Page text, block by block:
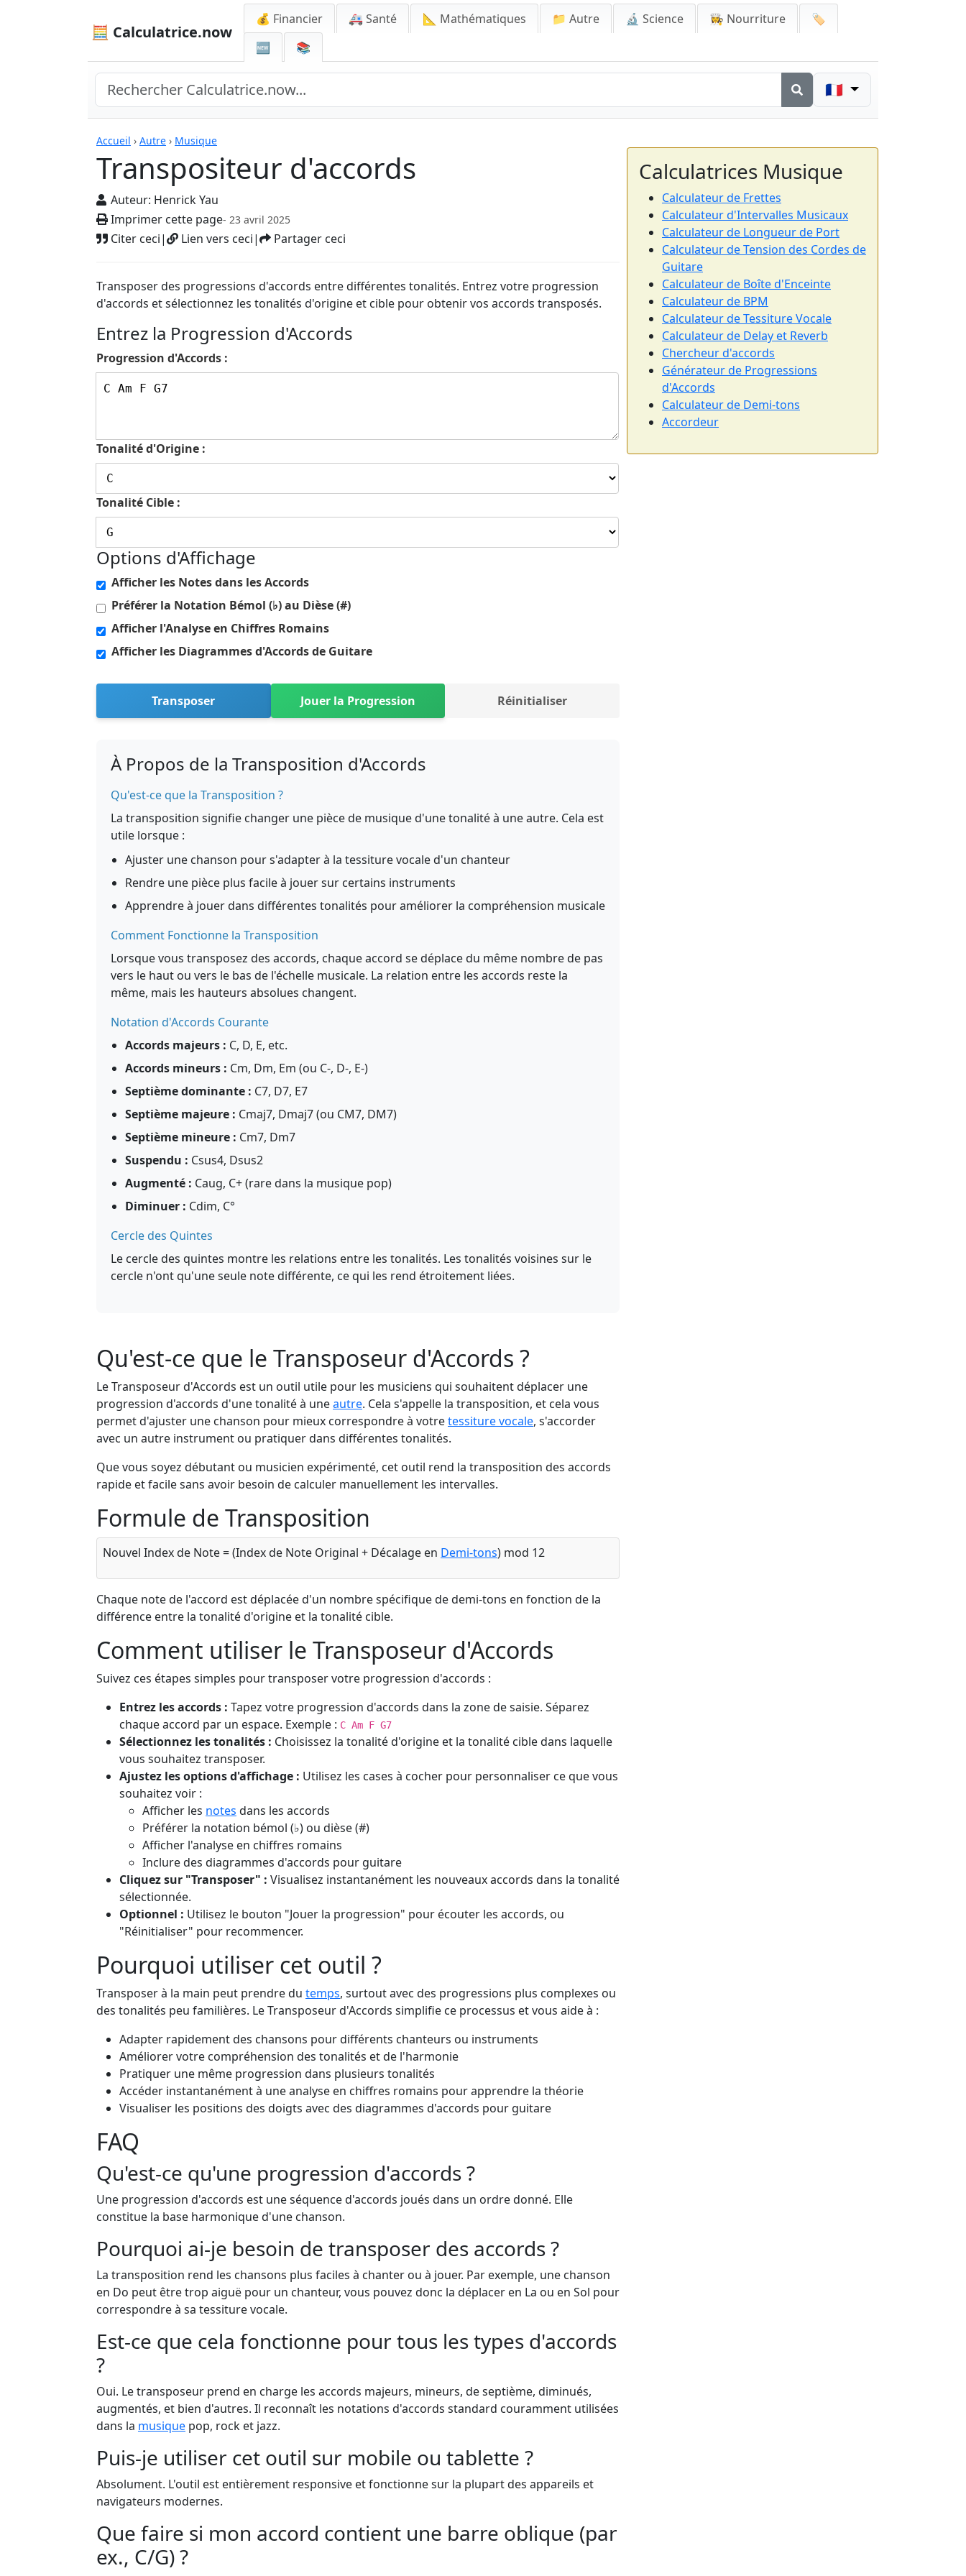
🧮 Calculatrice.now
💰 Financier 🚑 Santé 📐 Mathématiques 📁 Autre 🔬 Science 👩‍🍳 Nourriture
🏷️
🆕
📚
🇫🇷
Accueil › Autre › Musique
Transpositeur d'accords
Auteur: Henrick Yau
Imprimer cette page- 23 avril 2025
Citer ceci| Lien vers ceci| Partager ceci
Calculatrices
Transposer des progressions d'accords entre différentes tonalités. Entrez votre progression
d'accords et sélectionnez les tonalités d'origine et cible pour obtenir vos accords transposés.
Entrez la Progression d'Accords
Progression d'Accords :
Tonalité d'Origine :
Tonalité Cible :
Options d'Affichage
Afficher les Notes dans les Accords
Préférer la Notation Bémol (♭) au Dièse (#)
Afficher l'Analyse en Chiffres Romains
Afficher les Diagrammes d'Accords de Guitare
Transposer Jouer la Progression Réinitialiser
À Propos de la Transposition d'Accords
Qu'est-ce que la Transposition ?
La transposition signifie changer une pièce de musique d'une tonalité à une autre. Cela est
utile lorsque :
Ajuster une chanson pour s'adapter à la tessiture vocale d'un chanteur
Rendre une pièce plus facile à jouer sur certains instruments
Apprendre à jouer dans différentes tonalités pour améliorer la compréhension musicale
Comment Fonctionne la Transposition
Lorsque vous transposez des accords, chaque accord se déplace du même nombre de pas
vers le haut ou vers le bas de l'échelle musicale. La relation entre les accords reste la
même, mais les hauteurs absolues changent.
Notation d'Accords Courante
Accords majeurs : C, D, E, etc.
Accords mineurs : Cm, Dm, Em (ou C-, D-, E-)
Septième dominante : C7, D7, E7
Septième majeure : Cmaj7, Dmaj7 (ou CM7, DM7)
Septième mineure : Cm7, Dm7
Suspendu : Csus4, Dsus2
Augmenté : Caug, C+ (rare dans la musique pop)
Diminuer : Cdim, C°
Cercle des Quintes
Le cercle des quintes montre les relations entre les tonalités. Les tonalités voisines sur le
cercle n'ont qu'une seule note différente, ce qui les rend étroitement liées.
Qu'est-ce que le Transposeur d'Accords ?
Le Transposeur d'Accords est un outil utile pour les musiciens qui souhaitent déplacer une
progression d'accords d'une tonalité à uneautre. Cela s'appelle la transposition, et cela vous
permet d'ajuster une chanson pour mieux correspondre à votretessiture vocale, s'accorder
avec un autre instrument ou pratiquer dans différentes tonalités.
Que vous soyez débutant ou musicien expérimenté, cet outil rend la transposition des accords
rapide et facile sans avoir besoin de calculer manuellement les intervalles.
Formule de Transposition
Nouvel Index de Note = (Index de Note Original + Décalage en Demi-tons) mod 12
Chaque note de l'accord est déplacée d'un nombre spécifique de demi-tons en fonction de la
différence entre la tonalité d'origine et la tonalité cible.
Comment utiliser le Transposeur d'Accords
Suivez ces étapes simples pour transposer votre progression d'accords :
Entrez les accords : Tapez votre progression d'accords dans la zone de saisie. Séparez
chaque accord par un espace. Exemple : C Am F G7
Sélectionnez les tonalités : Choisissez la tonalité d'origine et la tonalité cible dans laquelle
vous souhaitez transposer.
Ajustez les options d'affichage : Utilisez les cases à cocher pour personnaliser ce que vous
souhaitez voir :
Afficher les notes dans les accords
Préférer la notation bémol (♭) ou dièse (#)
Afficher l'analyse en chiffres romains
Inclure des diagrammes d'accords pour guitare
Cliquez sur "Transposer" : Visualisez instantanément les nouveaux accords dans la tonalité
sélectionnée.
Optionnel : Utilisez le bouton "Jouer la progression" pour écouter les accords, ou
"Réinitialiser" pour recommencer.
Pourquoi utiliser cet outil ?
Transposer à la main peut prendre du temps, surtout avec des progressions plus complexes ou
des tonalités peu familières. Le Transposeur d'Accords simplifie ce processus et vous aide à :
Adapter rapidement des chansons pour différents chanteurs ou instruments
Améliorer votre compréhension des tonalités et de l'harmonie
Pratiquer une même progression dans plusieurs tonalités
Accéder instantanément à une analyse en chiffres romains pour apprendre la théorie
Visualiser les positions des doigts avec des diagrammes d'accords pour guitare
FAQ
Qu'est-ce qu'une progression d'accords ?
Une progression d'accords est une séquence d'accords joués dans un ordre donné. Elle
constitue la base harmonique d'une chanson.
Pourquoi ai-je besoin de transposer des accords ?
La transposition rend les chansons plus faciles à chanter ou à jouer. Par exemple, une chanson
en Do peut être trop aiguë pour un chanteur, vous pouvez donc la déplacer en La ou en Sol pour
correspondre à sa tessiture vocale.
Est-ce que cela fonctionne pour tous les types d'accords
?
Oui. Le transposeur prend en charge les accords majeurs, mineurs, de septième, diminués,
augmentés, et bien d'autres. Il reconnaît les notations d'accords standard couramment utilisées
dans la musique pop, rock et jazz.
Puis-je utiliser cet outil sur mobile ou tablette ?
Absolument. L'outil est entièrement responsive et fonctionne sur la plupart des appareils et
navigateurs modernes.
Que faire si mon accord contient une barre oblique (par
ex., C/G) ?
Calculatrices Musique
Calculateur de Frettes
Calculateur d'Intervalles Musicaux
Calculateur de Longueur de Port
Calculateur de Tension des Cordes de
Guitare
Calculateur de Boîte d'Enceinte
Calculateur de BPM
Calculateur de Tessiture Vocale
Calculateur de Delay et Reverb
Chercheur d'accords
Générateur de Progressions
d'Accords
Calculateur de Demi-tons
Accordeur